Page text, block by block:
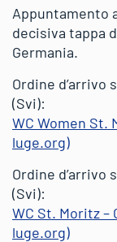
Appuntamento
decisiva tappa
Germania.
Ordine d’arrivo
(Svi):
WC Women St.
luge.org)
Ordine d’arrivo
(Svi):
WC St. Moritz –
luge.org)